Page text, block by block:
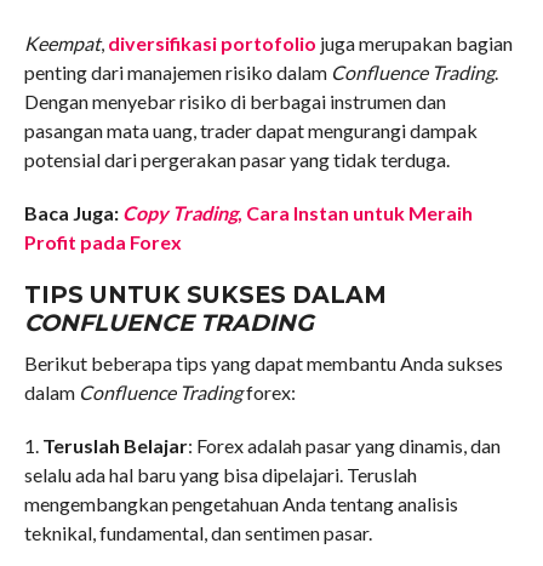
Keempat, diversifikasi portofolio juga merupakan bagian
penting dari manajemen risiko dalam Confluence Trading.
Dengan menyebar risiko di berbagai instrumen dan
pasangan mata uang, trader dapat mengurangi dampak
potensial dari pergerakan pasar yang tidak terduga.
Baca Juga: Copy Trading, Cara Instan untuk Meraih
Profit pada Forex
TIPS UNTUK SUKSES DALAM
CONFLUENCE TRADING
Berikut beberapa tips yang dapat membantu Anda sukses
dalam Confluence Tradingforex:
1. Teruslah Belajar: Forex adalah pasar yang dinamis, dan
selalu ada hal baru yang bisa dipelajari. Teruslah
mengembangkan pengetahuan Anda tentang analisis
teknikal, fundamental, dan sentimen pasar.